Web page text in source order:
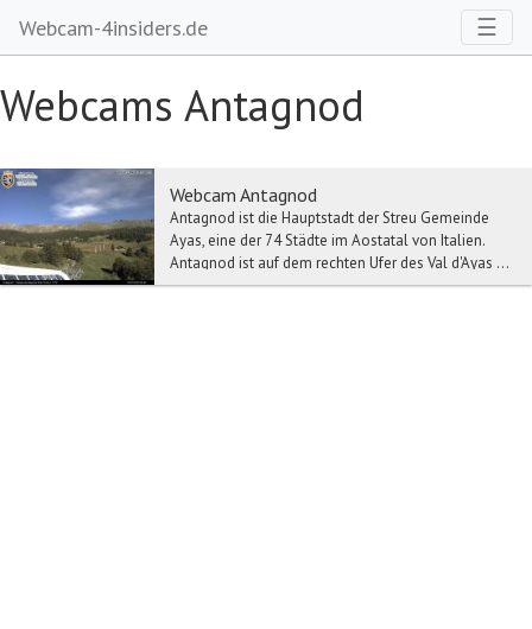
Webcam-4insiders.de ☰
Webcams Antagnod
Webcam Antagnod
Antagnod ist die Hauptstadt der Streu Gemeinde
Ayas, eine der 74 Städte im Aostatal von Italien.
Antagnod ist auf dem rechten Ufer des Val d'Ayas ...